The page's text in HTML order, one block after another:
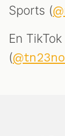
Sports (
En
(